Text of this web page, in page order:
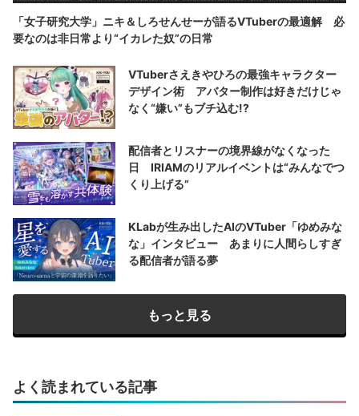
「女子研究大学」ニキ＆しろせんせーが語るVTuberの最適解 必
要なのは非日常より“イカレた奴”の日常
VTuberさえきやひろの最強キャラクター
デザイン術 アバター制作は好きだけじゃ
なく“嫌い”もブチ込む!?
配信者とリスナーの境界線がなくなった
日 IRIAMのリアルイベントは“みんなでつ
くり上げる”
KLabが生み出したAIのVTuber「ゆめみな
な」インタビュー あまりに人間らしすぎ
る配信者が語る夢
もっと見る
よく読まれている記事